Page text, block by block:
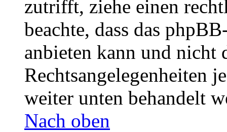
zutrifft, ziehe einen
beachte, dass das
anbieten kann und nicht
Rechtsangelegenheiten
weiter unten behandelt
Nach oben